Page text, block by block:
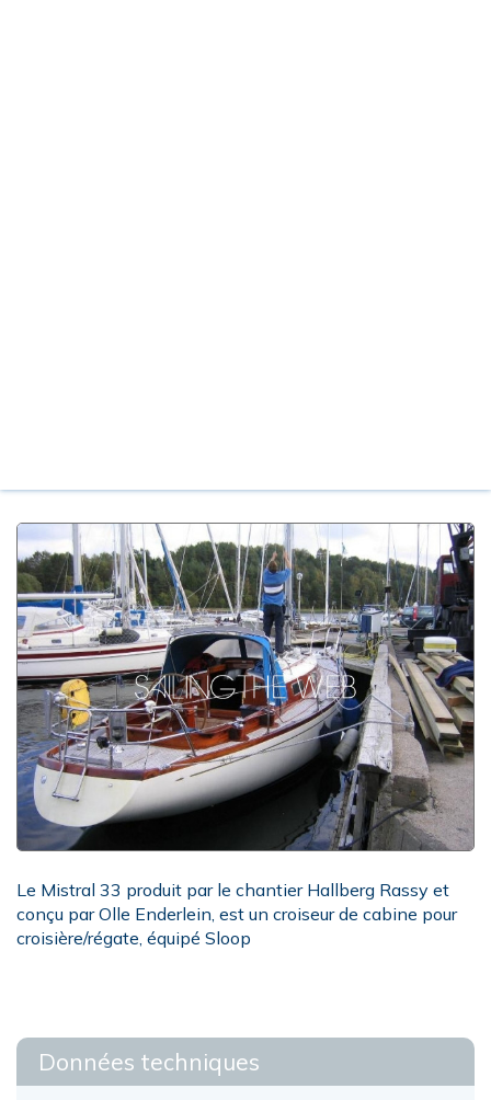
Le Mistral 33 produit par le chantier Hallberg Rassy et
conçu par Olle Enderlein, est un croiseur de cabine pour
croisière/régate, équipé Sloop
Données techniques